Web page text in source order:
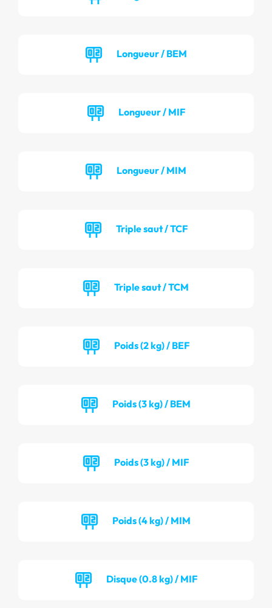
Longueur / BEM
Longueur / MIF
Longueur / MIM
Triple saut / TCF
Triple saut / TCM
Poids (2 kg) / BEF
Poids (3 kg) / BEM
Poids (3 kg) / MIF
Poids (4 kg) / MIM
Disque (0.8 kg) / MIF